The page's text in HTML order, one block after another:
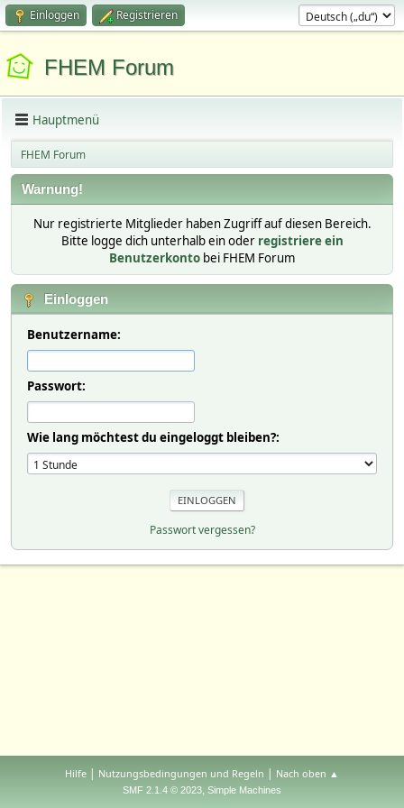
Einloggen Registrieren
FHEM Forum
Hauptmenü
FHEM Forum
Warnung!
Nur registrierte Mitglieder haben Zugriff auf diesen Bereich.
Bitte logge dich unterhalb ein oder registriere ein
Benutzerkonto bei FHEM Forum
Einloggen
Benutzername:
Passwort:
Wie lang möchtest du eingeloggt bleiben?:
Passwort vergessen?
Hilfe | Nutzungsbedingungen und Regeln | Nach oben ▲
SMF 2.1.4 © 2023, Simple Machines